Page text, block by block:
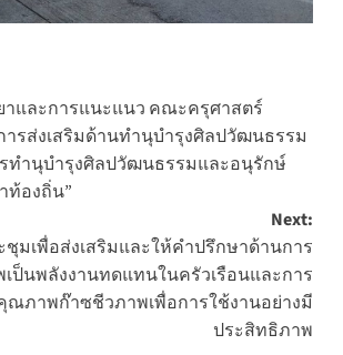
าและการแนะแนว คณะครุศาสตร์
ารส่งเสริมด้านทำนุบำรุงศิลปวัฒนธรรม
ทำนุบำรุงศิลปวัฒนธรรมและอนุรักษ์
องถิ่น”
Next:
ชุมเพื่อส่งเสริมและให้คำปรึกษาด้านการ
ป็นพลังงานทดแทนในครัวเรือนและการ
ณภาพก๊าซชีวภาพเพื่อการใช้งานอย่างมี
ประสิทธิภาพ